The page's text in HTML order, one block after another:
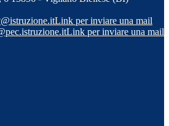
Link per inviare una mail
Link per inviare una mail